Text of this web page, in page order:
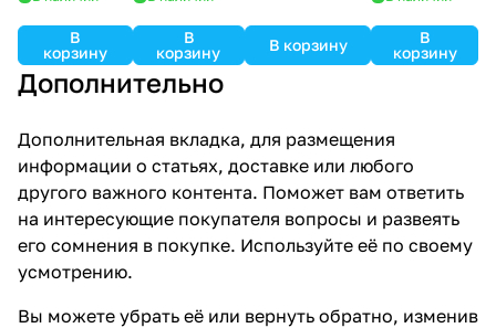
В
корзину
В
корзину
В корзину
В
корзину
Дополнительно
Дополнительная вкладка, для размещения
информации о статьях, доставке или любого
другого важного контента. Поможет вам ответить
на интересующие покупателя вопросы и развеять
его сомнения в покупке. Используйте её по своему
усмотрению.
Вы можете убрать её или вернуть обратно, изменив